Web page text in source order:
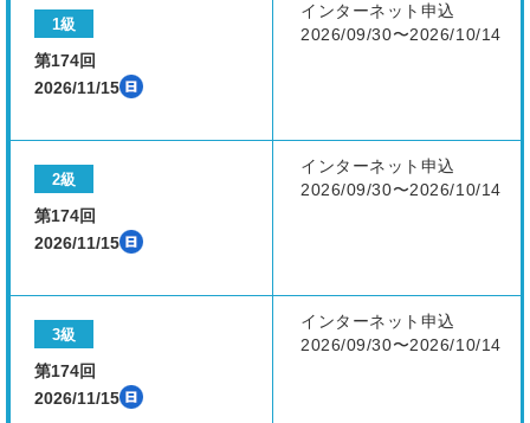
1級
第174回
2026/11/15
インターネット申込
2026/09/30〜2026/10/14
2級
第174回
2026/11/15
インターネット申込
2026/09/30〜2026/10/14
3級
第174回
2026/11/15
インターネット申込
2026/09/30〜2026/10/14